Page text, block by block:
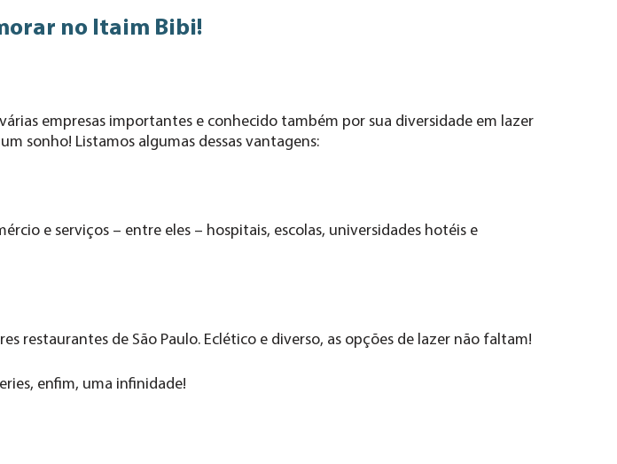
no Itaim Bibi!
empresas importantes e conhecido também por sua diversidade em lazer
sonho! Listamos algumas dessas vantagens:
e serviços – entre eles – hospitais, escolas, universidades hotéis e
restaurantes de São Paulo. Eclético e diverso, as opções de lazer não faltam!
enfim, uma infinidade!